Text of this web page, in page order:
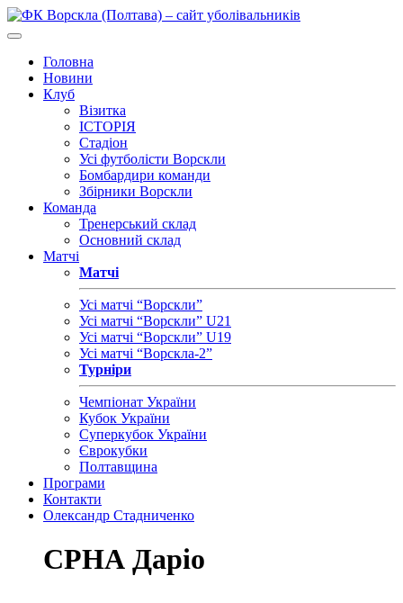
Головна
Новини
Клуб
Візитка
ІСТОРІЯ
Стадіон
Усі футболісти Ворскли
Бомбардири команди
Збірники Ворскли
Команда
Тренерський склад
Основний склад
Матчі
Матчі
Усі матчі “Ворскли”
Усі матчі “Ворскли” U21
Усі матчі “Ворскли” U19
Усі матчі “Ворскла-2”
Турніри
Чемпіонат України
Кубок України
Суперкубок України
Єврокубки
Полтавщина
Програми
Контакти
Олександр Стадниченко
СРНА Даріо